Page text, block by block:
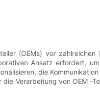
(OEMs) vor
Ansatz erfordert,
die
Verarbeitung von OEM -